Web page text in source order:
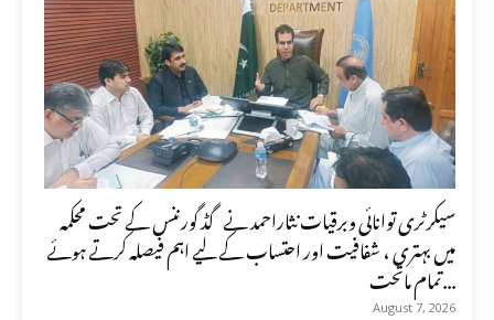
سیکرٹری توانائی وبرقیات نثاراحمد نے گڈ گورننس کے تحت محکمہ
میں بہتری ، شفافیت اور احتساب کے لیے اہم فیصلہ کرتے ہوئے
تمام ماتحت...
August 7, 2026